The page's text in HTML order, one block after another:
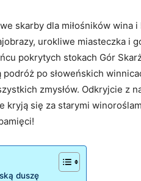
skarby dla miłośników
urokliwe miasteczka i
pokrytych stokach Gór
po słoweńskich
zmysłów. Odkryjcie z
kryją się za starymi
duszę